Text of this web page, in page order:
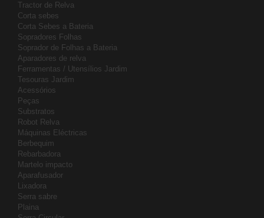
Tractor de Relva
Corta sebes
Corta Sebes a Bateria
Sopradores Folhas
Soprador de Folhas a Bateria
Aparadores de relva
Ferramentas / Utensílios Jardim
Tesouras Jardim
Acessórios
Peças
Substratos
Robot Relva
Máquinas Eléctricas
Berbequim
Rebarbadora
Martelo impacto
Aparafusador
Lixadora
Serra sabre
Plaina